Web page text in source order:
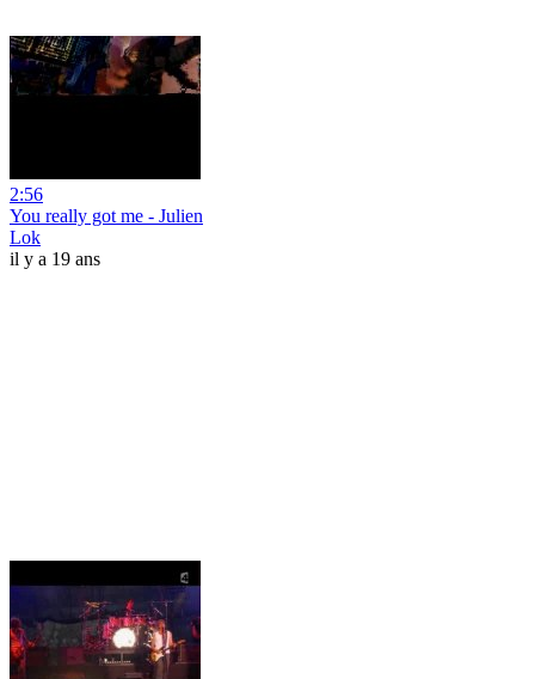
2:56
You really got me - Julien
Lok
il y a 19 ans